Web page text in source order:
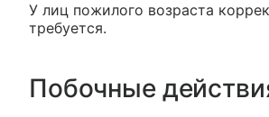
У лиц пожилого возраста
требуется.
Побочные